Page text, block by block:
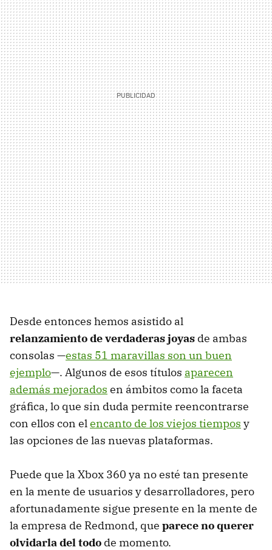
Desde entonces hemos asistido al
relanzamiento de verdaderas joyas de ambas
consolas —estas 51 maravillas son un buen
ejemplo—. Algunos de esos títulos aparecen
además mejorados en ámbitos como la faceta
gráfica, lo que sin duda permite reencontrarse
con ellos con elencanto de los viejos tiempos y
las opciones de las nuevas plataformas.
Puede que la Xbox 360 ya no esté tan presente
en la mente de usuarios y desarrolladores, pero
afortunadamente sigue presente en la mente de
la empresa de Redmond, que parece no querer
olvidarla del todo de momento.